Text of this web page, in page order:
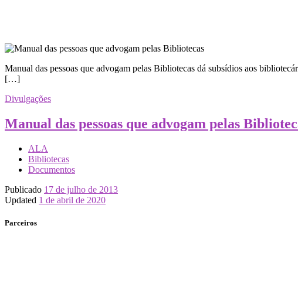
Manual das pessoas que advogam pelas Bibliotecas dá subsídios aos
[…]
Divulgações
Manual das pessoas que advogam pelas
ALA
Bibliotecas
Documentos
Publicado 17 de julho de 2013
Updated 1 de abril de 2020
Parceiros